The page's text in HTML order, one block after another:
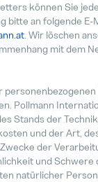
können Sie
bitte an folgende E-
. Wir löschen
mit dem
personenbezogenen
Pollmann
Stands der
und der Art,
der
und Schwere
natürlicher